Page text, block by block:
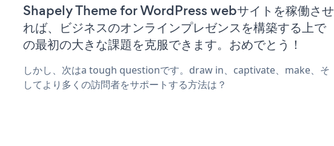
Shapely Theme for WordPress webサイトを稼働させ
れば、ビジネスのオンラインプレゼンスを構築する上で
の最初の大きな課題を克服できます。おめでとう！
しかし、次はa tough questionです。draw in、captivate、make、そ
してより多くの訪問者をサポートする方法は？